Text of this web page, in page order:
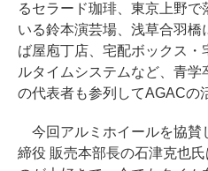
るセラード珈琲、東京上野
いる鈴本演芸場、浅草合羽
ば屋庖丁店、宅配ボックス・
ルタイムシステムなど、青
の代表者も参列してAGACの
今回アルミホイールを協賛
締役 販売本部長の石津克也